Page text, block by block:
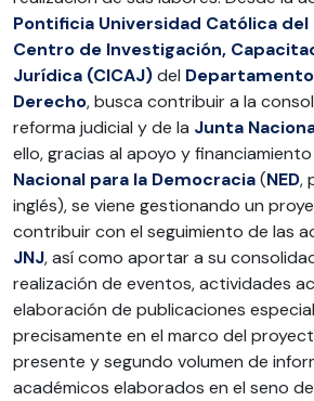
Pontificia Universidad Católica del
Centro de Investigación,
Jurídica (CICAJ)del
Derecho, busca contribuir a la
reforma judicial y de la Junta
ello, gracias al apoyo y
Nacional para la Democracia(NED,
inglés), se viene gestionando un
contribuir con el seguimiento de las
JNJ, así como aportar a su
realización de eventos, actividades
elaboración de publicaciones
precisamente en el marco del
presente y segundo volumen de
académicos elaborados en el seno